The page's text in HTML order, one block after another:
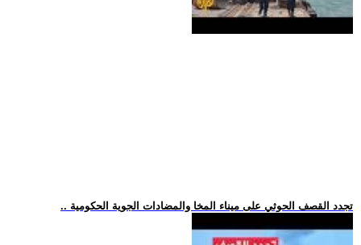
.. تجدد القصف الحوثي على ميناء المخا والمضادات الجوية الحكومية